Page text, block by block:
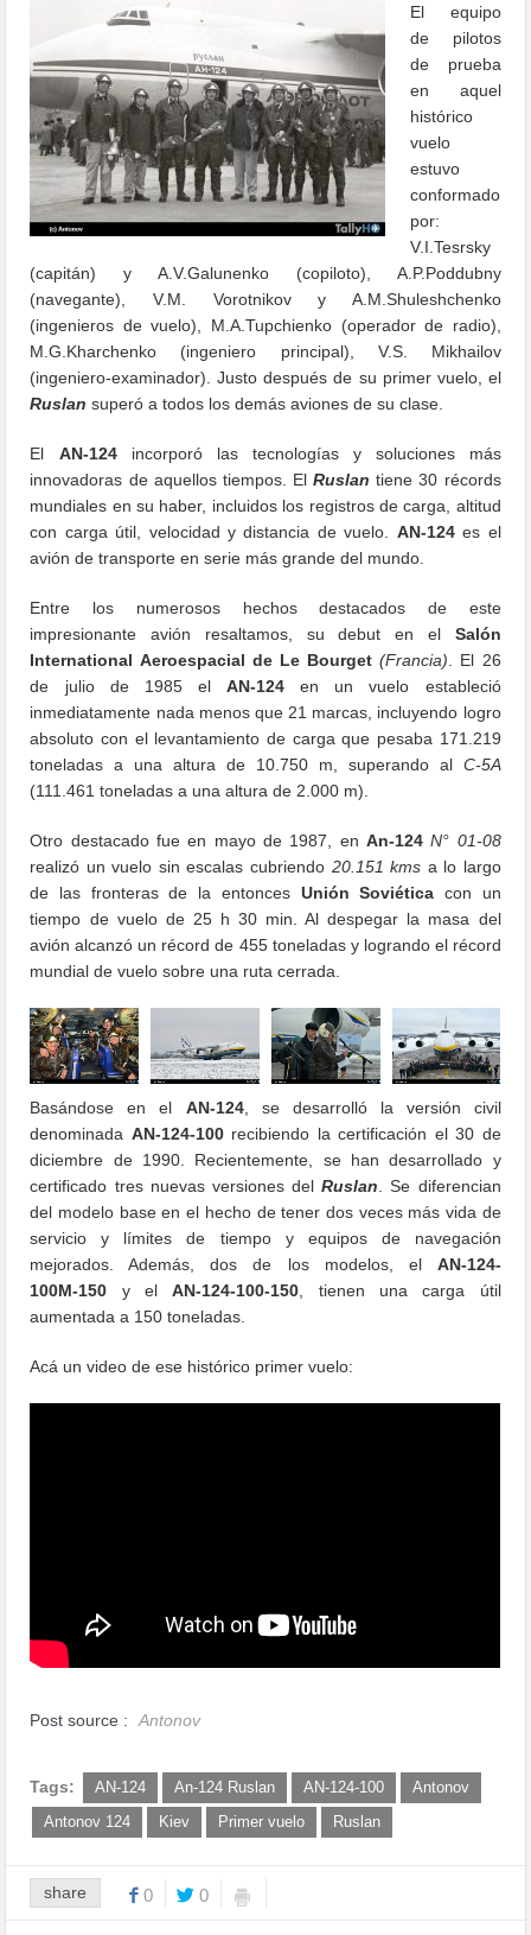
El equipo
de pilotos
de prueba
en aquel
histórico
vuelo
estuvo
conformado
por:
V.I.Tesrsky
(capitán) y A.V.Galunenko (copiloto), A.P.Poddubny
(navegante), V.M. Vorotnikov y A.M.Shuleshchenko
(ingenieros de vuelo), M.A.Tupchienko (operador de radio),
M.G.Kharchenko (ingeniero principal), V.S. Mikhailov
(ingeniero-examinador). Justo después de su primer vuelo, el
Ruslan superó a todos los demás aviones de su clase.
El AN-124incorporó las tecnologías y soluciones más
innovadoras de aquellos tiempos. ElRuslan tiene 30 récords
mundiales en su haber, incluidos los registros de carga, altitud
con carga útil, velocidad y distancia de vuelo. AN-124es el
avión de transporte en serie más grande del mundo.
Entre los numerosos hechos destacados de este
impresionante avión resaltamos, su debut en el Salón
International Aeroespacial de Le Bourget (Francia) . El 26
de julio de 1985 elAN-124 en un vuelo estableció
inmediatamente nada menos que 21 marcas, incluyendo logro
absoluto con el levantamiento de carga que pesaba 171.219
toneladas a una altura de 10.750 m, superando al C-5A
(111.461 toneladas a una altura de 2.000 m).
Otro destacado fue en mayo de 1987, en An-124 N° 01-08
realizó un vuelo sin escalas cubriendo 20.151 kms a lo largo
de las fronteras de la entonces Unión Soviética con un
tiempo de vuelo de 25 h 30 min. Al despegar la masa del
avión alcanzó un récord de 455 toneladas y logrando el récord
mundial de vuelo sobre una ruta cerrada.
Basándose en el AN-124, se desarrolló la versión civil
denominada AN-124-100recibiendo la certificación el 30 de
diciembre de 1990. Recientemente, se han desarrollado y
certificado tres nuevas versiones delRuslan . Se diferencian
del modelo base en el hecho de tener dos veces más vida de
servicio y límites de tiempo y equipos de navegación
mejorados. Además, dos de los modelos, el АN-124-
100М-150 y elАN-124-100-150 , tienen una carga útil
aumentada a 150 toneladas.
Acá un video de ese histórico primer vuelo:
Post source : Antonov
Tags: AN-124 An-124 Ruslan AN-124-100
Antonov
Antonov 124
Kiev Primer vuelo Ruslan
share 0 0